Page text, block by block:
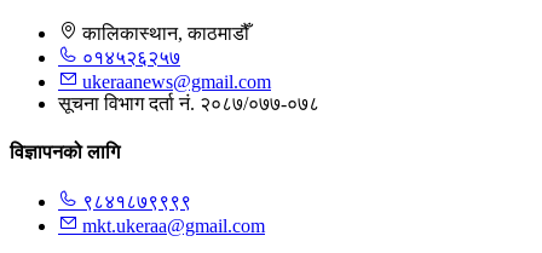
कालिकास्थान, काठमाडौँ
०१४५२६२५७
ukeraanews@gmail.com
सूचना विभाग दर्ता नं. २०८७/०७७-०७८
विज्ञापनको लागि
९८४१८७९९९९
mkt.ukeraa@gmail.com